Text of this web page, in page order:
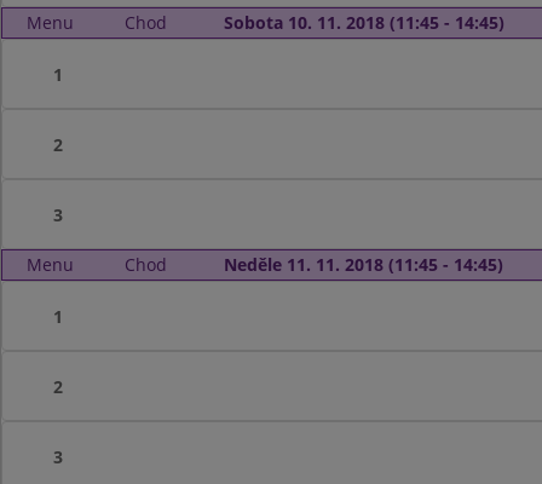
Menu Chod Sobota 10. 11. 2018 (11:45 - 14:45)
1
2
3
Menu Chod Neděle 11. 11. 2018 (11:45 - 14:45)
1
2
3